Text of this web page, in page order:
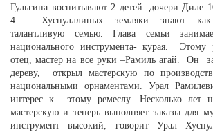
Гульгина воспитывают 2 детей: дочери Диле
4. Хуснулллиных земляки знают как
талантливую семью. Глава семьи
национального инструмента- курая. Этому
отец, мастер на все руки –Рамиль агай. Он
дереву, открыл мастерскую по
национальными орнаментами. Урал
интерес к этому ремеслу. Несколько лет
мастерскую и теперь выполняет заказы для
инструмент высокий, говорит Урал